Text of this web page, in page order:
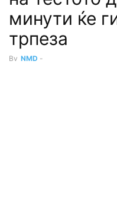
минути ќе
трпеза
By NMD -